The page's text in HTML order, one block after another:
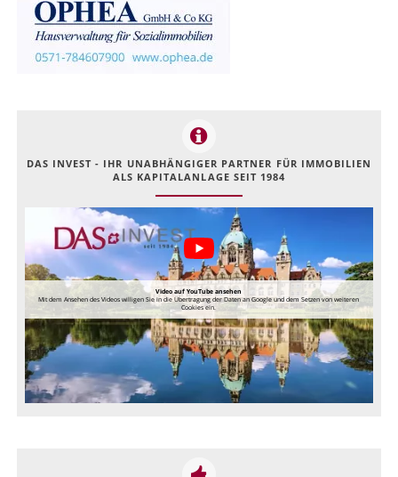
DAS INVEST - IHR UNABHÄNGIGER PARTNER FÜR IMMOBILIEN
ALS KAPITALANLAGE SEIT 1984
Video auf YouTube ansehen
Mit dem Ansehen des Videos willigen Sie in die Übertragung der Daten an Google und dem Setzen von weiteren
Cookies ein.